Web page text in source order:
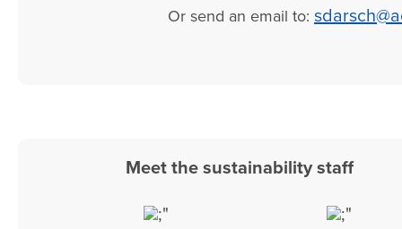
Or send an email to:
Meet the sustainability staff